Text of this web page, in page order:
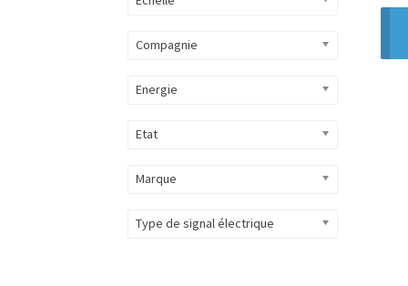
Compagnie
Energie
Etat
Marque
Type de signal électrique